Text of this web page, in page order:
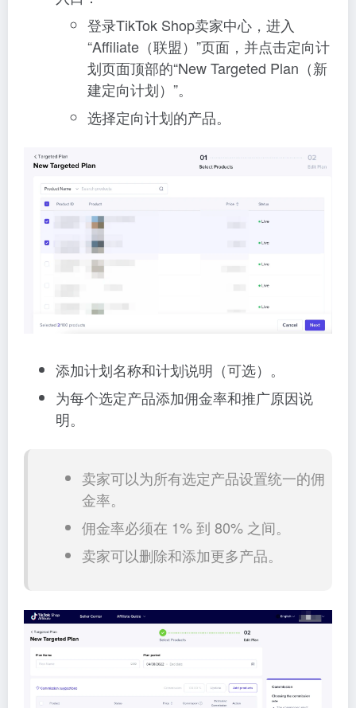
登录TikTok Shop卖家中心，进入
“Affiliate（联盟）”页面，并点击定向计
划页面顶部的“New Targeted Plan（新
建定向计划）”。
选择定向计划的产品。
添加计划名称和计划说明（可选）。
为每个选定产品添加佣金率和推广原因说
明。
卖家可以为所有选定产品设置统一的佣
金率。
佣金率必须在 1% 到 80% 之间。
卖家可以删除和添加更多产品。